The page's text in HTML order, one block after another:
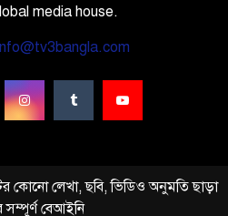
media house.
কোনো লেখা, ছবি, ভিডিও অনুমতি ছাড়া
সম্পূর্ণ বেআইনি